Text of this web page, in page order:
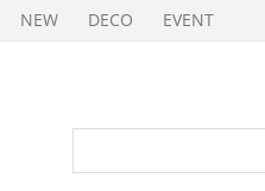
NEW DECO EVENT